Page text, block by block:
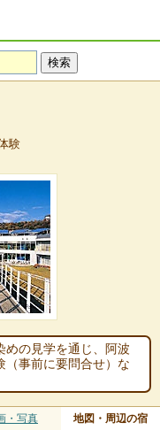
験
めの見学を通じ、阿波
（事前に要問合せ）な
・写真 地図・周辺の宿